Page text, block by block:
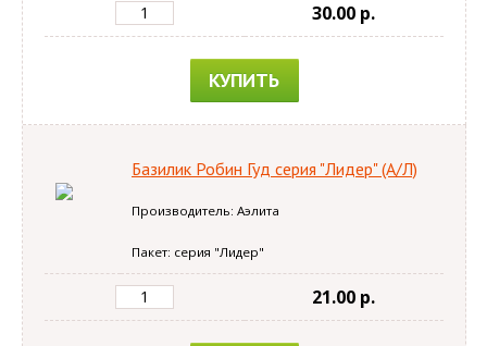
30.00 p.
КУПИТЬ
Базилик Робин Гуд серия "Лидер" (А/Л)
Производитель: Аэлита
Пакет: серия "Лидер"
21.00 p.